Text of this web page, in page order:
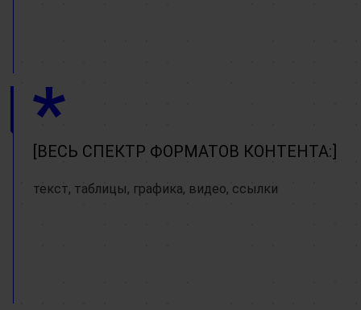
ВЕСЬ СПЕКТР ФОРМАТОВ КОНТЕНТА:
текст, таблицы, графика, видео, ссылки